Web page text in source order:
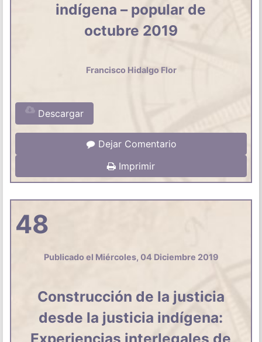
indígena – popular de
octubre 2019
Francisco Hidalgo Flor
Descargar
Dejar Comentario
Imprimir
48
Publicado el Miércoles, 04 Diciembre 2019
Construcción de la justicia
desde la justicia indígena:
Experiencias interlegales de